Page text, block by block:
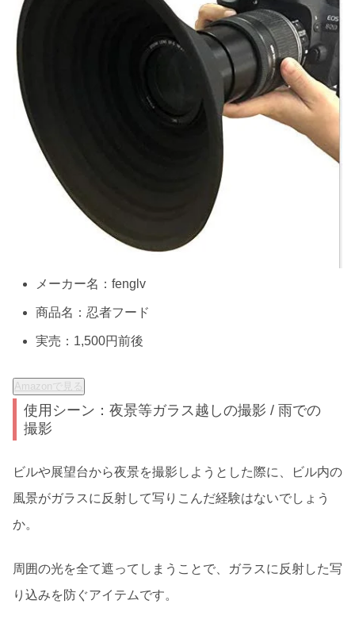
メーカー名：fenglv
商品名：忍者フード
実売：1,500円前後
Amazonで見る
使用シーン：夜景等ガラス越しの撮影 / 雨での
撮影
ビルや展望台から夜景を撮影しようとした際に、ビル内の
風景がガラスに反射して写りこんだ経験はないでしょう
か。
周囲の光を全て遮ってしまうことで、ガラスに反射した写
り込みを防ぐアイテムです。